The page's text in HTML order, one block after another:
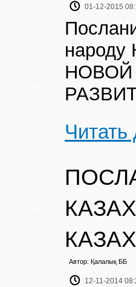
01-12-2015
народу
НОВОЙ
Читать
Автор: Қалалық ББ
12-11-2014